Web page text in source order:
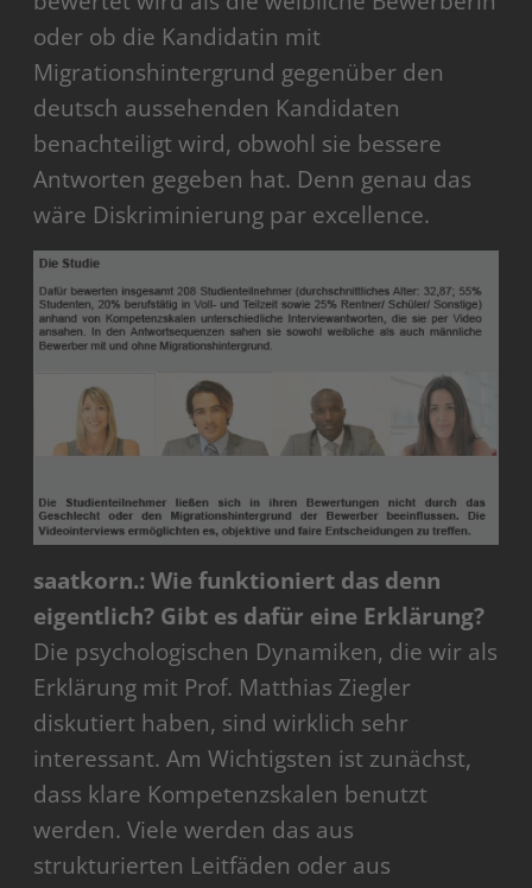
oder ob die Kandidatin mit
Migrationshintergrund gegenüber den
deutsch aussehenden Kandidaten
benachteiligt wird, obwohl sie bessere
Antworten gegeben hat. Denn genau das
wäre Diskriminierung par excellence.
saatkorn.: Wie funktioniert das denn
eigentlich? Gibt es dafür eine Erklärung?
Die psychologischen Dynamiken, die wir als
Erklärung mit Prof. Matthias Ziegler
diskutiert haben, sind wirklich sehr
interessant. Am Wichtigsten ist zunächst,
dass klare Kompetenzskalen benutzt
werden. Viele werden das aus
strukturierten Leitfäden oder aus